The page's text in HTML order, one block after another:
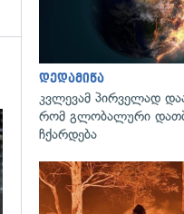
გადახედვა
დედამიწა
კვლევამ პირველად
რომ გლობალური
ჩქარდება